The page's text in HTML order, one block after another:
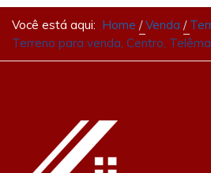
Você está aqui: Home Venda
Terreno para venda, Centro,